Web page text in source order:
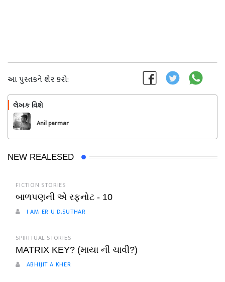
આ પુસ્તકને શેર કરો:
લેખક વિશે
Anil parmar
NEW REALESED
FICTION STORIES
બાળપણની એ રફનોટ - 10
I AM ER U.D.SUTHAR
SPIRITUAL STORIES
MATRIX KEY? (માયા ની ચાવી?)
ABHIJIT A KHER